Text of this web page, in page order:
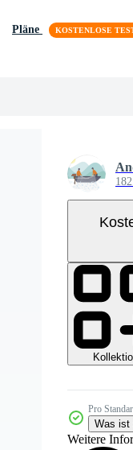
Pläne
Pro
Was ist
Weitere